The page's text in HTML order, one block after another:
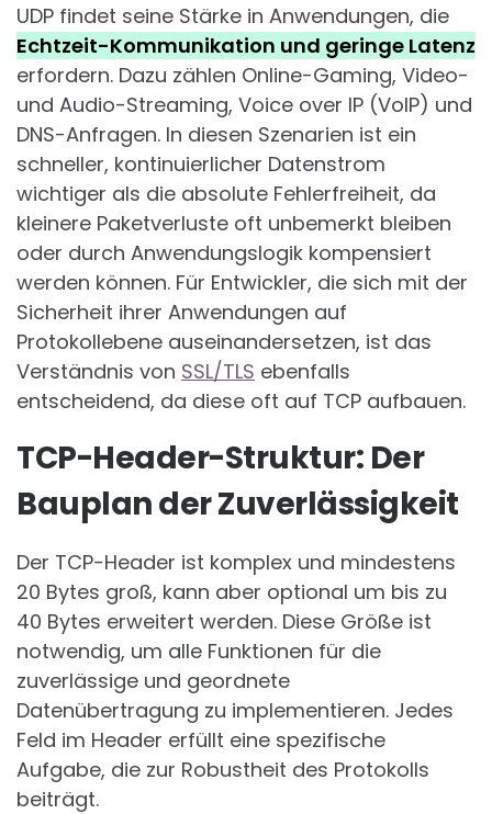
UDP findet seine Stärke in Anwendungen, die
Echtzeit-Kommunikation und geringe Latenz
erfordern. Dazu zählen Online-Gaming, Video-
und Audio-Streaming, Voice over IP (VoIP) und
DNS-Anfragen. In diesen Szenarien ist ein
schneller, kontinuierlicher Datenstrom
wichtiger als die absolute Fehlerfreiheit, da
kleinere Paketverluste oft unbemerkt bleiben
oder durch Anwendungslogik kompensiert
werden können. Für Entwickler, die sich mit der
Sicherheit ihrer Anwendungen auf
Protokollebene auseinandersetzen, ist das
Verständnis von SSL/TLS ebenfalls
entscheidend, da diese oft auf TCP aufbauen.
TCP-Header-Struktur: Der
Bauplan der Zuverlässigkeit
Der TCP-Header ist komplex und mindestens
20 Bytes groß, kann aber optional um bis zu
40 Bytes erweitert werden. Diese Größe ist
notwendig, um alle Funktionen für die
zuverlässige und geordnete
Datenübertragung zu implementieren. Jedes
Feld im Header erfüllt eine spezifische
Aufgabe, die zur Robustheit des Protokolls
beiträgt.